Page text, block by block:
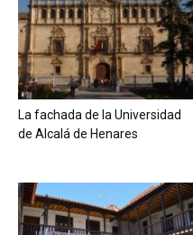
La fachada de la Universidad
de Alcalá de Henares